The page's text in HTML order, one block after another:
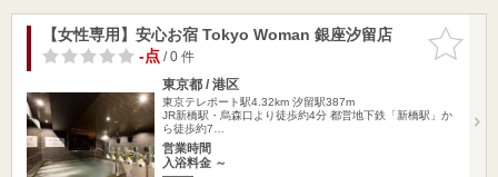
お気に入
りに追加
【女性専用】安心お宿 Tokyo Woman 銀座汐留店
-点/ 0 件
東京都 / 港区
東京テレポート駅4.32km 汐留駅387m
JR新橋駅・烏森口より徒歩約4分 都営地下鉄「新橋駅」か
ら徒歩約7…
営業時間
入浴料金 ～